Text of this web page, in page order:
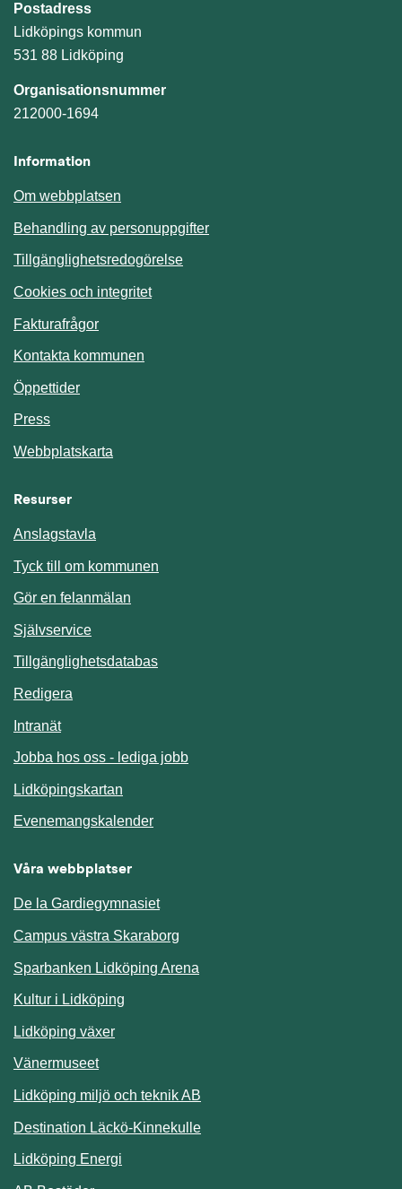
Postadress
Lidköpings kommun
531 88 Lidköping
Organisationsnummer
212000-1694
Information
Om webbplatsen
Behandling av personuppgifter
Tillgänglighetsredogörelse
Cookies och integritet
Fakturafrågor
Kontakta kommunen
Öppettider
Press
Webbplatskarta
Resurser
Anslagstavla
Tyck till om kommunen
Gör en felanmälan
SjälvserviceLänk till annan webbplats.
TillgänglighetsdatabasLänk till annan webbplats.
Redigera
IntranätLänk till annan webbplats.
Jobba hos oss - lediga jobb
Lidköpingskartan
EvenemangskalenderLänk till annan webbplats.
Våra webbplatser
De la Gardiegymnasiet
Campus västra Skaraborg
Sparbanken Lidköping Arena
Kultur i Lidköping
Lidköping växer
Vänermuseet
Lidköping miljö och teknik AB
Destination Läckö-KinnekulleLänk till annan webbplats.
Lidköping Energi